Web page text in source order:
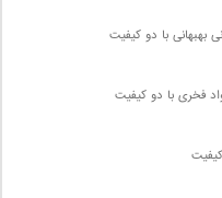
بهبهانی با دو کیفیت
فخری با دو کیفیت